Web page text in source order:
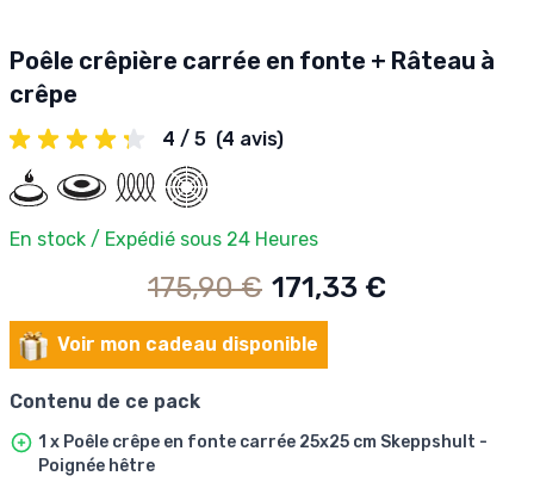
Poêle crêpière carrée en fonte + Râteau à
crêpe
4 / 5 (4 avis)
En stock / Expédié sous 24 Heures
175,90 € 171,33 €
Voir mon cadeau disponible
Contenu de ce pack
1 x Poêle crêpe en fonte carrée 25x25 cm Skeppshult -
Poignée hêtre